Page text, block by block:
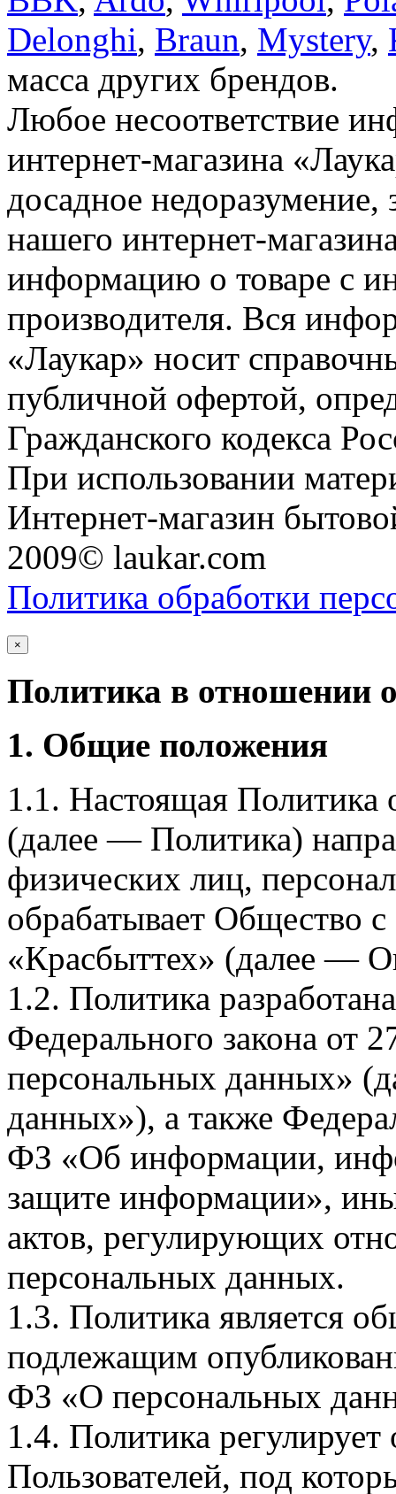
Delonghi, Braun, Mystery,
масса других брендов.
Любое несоответствие
интернет-магазина
досадное недоразумение,
нашего интернет-
информацию о товаре с
производителя. Вся
«Лаукар» носит
публичной офертой,
Гражданского кодекса
При использовании
Интернет-магазин
2009© laukar.com
Политика обработки
×
Политика в отношении
1. Общие положения
1.1. Настоящая Политика
(далее — Политика)
физических лиц,
обрабатывает Общество
«Красбыттех» (далее —
1.2. Политика
Федерального закона
персональных данных»
данных»), а также
ФЗ «Об информации,
защите информации»,
актов, регулирующих
персональных данных.
1.3. Политика является
подлежащим
ФЗ «О персональных
1.4. Политика
Пользователей, под